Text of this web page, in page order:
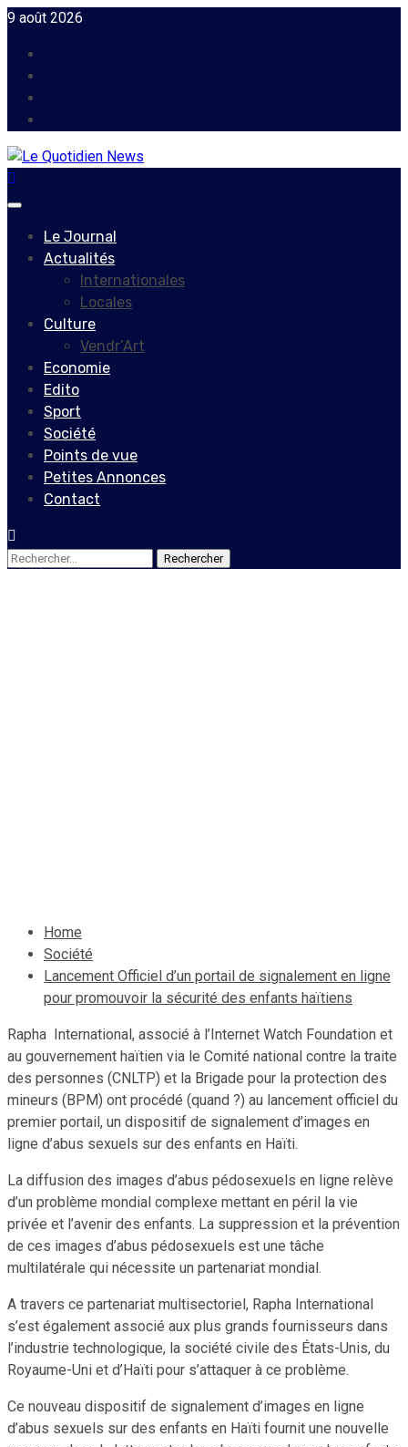
Skip
content
9 août 2026
Primary
Le Journal
Actualités
Internationales
Locales
Culture
Vendr’Art
Economie
Edito
Sport
Société
Points de vue
Petites Annonces
Contact
Rechercher :
Home
Société
Lancement Officiel d’un portail de signalement en ligne
pour promouvoir la sécurité des enfants haïtiens
Rapha International, associé à l’Internet Watch Foundation et
au gouvernement haïtien via le Comité national contre la traite
des personnes (CNLTP) et la Brigade pour la protection des
mineurs (BPM) ont procédé (quand ?) au lancement officiel du
premier portail, un dispositif de signalement d’images en
ligne d’abus sexuels sur des enfants en Haïti.
La diffusion des images d’abus pédosexuels en ligne relève
d’un problème mondial complexe mettant en péril la vie
privée et l’avenir des enfants. La suppression et la prévention
de ces images d’abus pédosexuels est une tâche
multilatérale qui nécessite un partenariat mondial.
A travers ce partenariat multisectoriel, Rapha International
s’est également associé aux plus grands fournisseurs dans
l’industrie technologique, la société civile des États-Unis, du
Royaume-Uni et d’Haïti pour s’attaquer à ce problème.
Ce nouveau dispositif de signalement d’images en ligne
d’abus sexuels sur des enfants en Haïti fournit une nouvelle